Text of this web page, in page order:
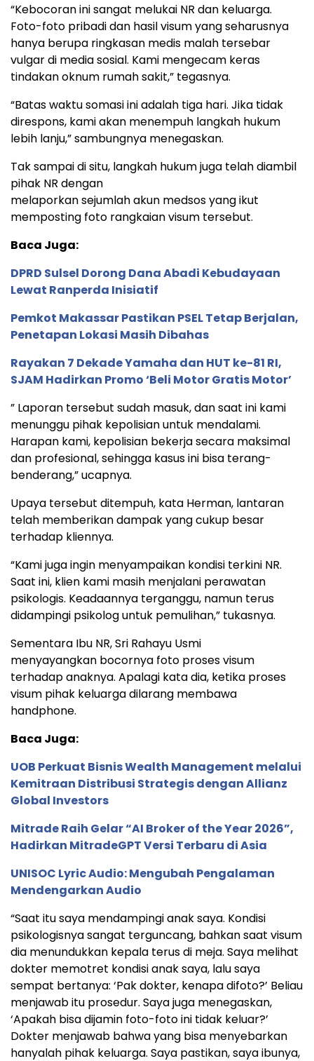
“Kebocoran ini sangat melukai NR dan keluarga.
Foto-foto pribadi dan hasil visum yang seharusnya
hanya berupa ringkasan medis malah tersebar
vulgar di media sosial. Kami mengecam keras
tindakan oknum rumah sakit,” tegasnya.
“Batas waktu somasi ini adalah tiga hari. Jika tidak
direspons, kami akan menempuh langkah hukum
lebih lanju,” sambungnya menegaskan.
Tak sampai di situ, langkah hukum juga telah diambil
pihak NR dengan
melaporkan sejumlah akun medsos yang ikut
memposting foto rangkaian visum tersebut.
Baca Juga:
DPRD Sulsel Dorong Dana Abadi Kebudayaan
Lewat Ranperda Inisiatif
Pemkot Makassar Pastikan PSEL Tetap Berjalan,
Penetapan Lokasi Masih Dibahas
Rayakan 7 Dekade Yamaha dan HUT ke-81 RI,
SJAM Hadirkan Promo ‘Beli Motor Gratis Motor’
” Laporan tersebut sudah masuk, dan saat ini kami
menunggu pihak kepolisian untuk mendalami.
Harapan kami, kepolisian bekerja secara maksimal
dan profesional, sehingga kasus ini bisa terang-
benderang,” ucapnya.
Upaya tersebut ditempuh, kata Herman, lantaran
telah memberikan dampak yang cukup besar
terhadap kliennya.
“Kami juga ingin menyampaikan kondisi terkini NR.
Saat ini, klien kami masih menjalani perawatan
psikologis. Keadaannya terganggu, namun terus
didampingi psikolog untuk pemulihan,” tukasnya.
Sementara Ibu NR, Sri Rahayu Usmi
menyayangkan bocornya foto proses visum
terhadap anaknya. Apalagi kata dia, ketika proses
visum pihak keluarga dilarang membawa
handphone.
Baca Juga:
UOB Perkuat Bisnis Wealth Management melalui
Kemitraan Distribusi Strategis dengan Allianz
Global Investors
Mitrade Raih Gelar “AI Broker of the Year 2026”,
Hadirkan MitradeGPT Versi Terbaru di Asia
UNISOC Lyric Audio: Mengubah Pengalaman
Mendengarkan Audio
“Saat itu saya mendampingi anak saya. Kondisi
psikologisnya sangat terguncang, bahkan saat visum
dia menundukkan kepala terus di meja. Saya melihat
dokter memotret kondisi anak saya, lalu saya
sempat bertanya: ‘Pak dokter, kenapa difoto?’ Beliau
menjawab itu prosedur. Saya juga menegaskan,
‘Apakah bisa dijamin foto-foto ini tidak keluar?’
Dokter menjawab bahwa yang bisa menyebarkan
hanyalah pihak keluarga. Saya pastikan, saya ibunya,